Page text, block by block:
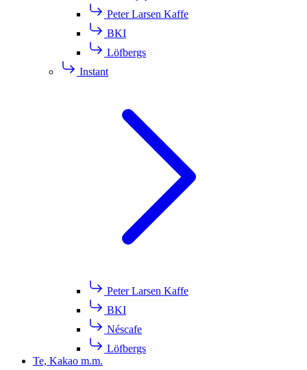
Peter Larsen Kaffe
BKI
Löfbergs
Instant
Peter Larsen Kaffe
BKI
Néscafe
Löfbergs
Te, Kakao m.m.